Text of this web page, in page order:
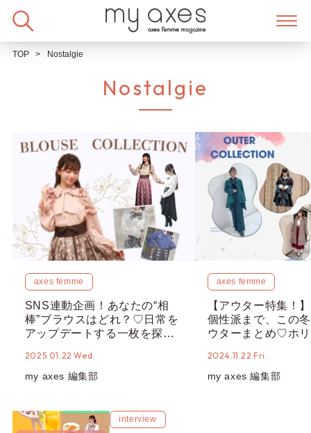
TOP Nostalgie
Nostalgie
axes femme
SNS連動企画！あなたの“相
棒”ブラウスはどれ？♡日常を
アップデートする一枚を探し
my axes 編集部
2025.01.22 Wed.
axes femme
【アウター特集！
個性派まで、この
ウターまとめ♡ホ
んか？
my axes 編集部
2024.11.22 Fri.
interview